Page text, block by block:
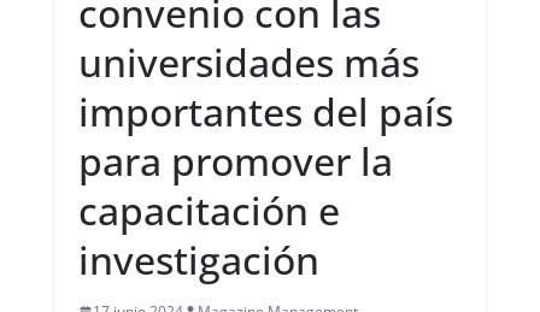
convenio con las
universidades más
importantes del país
para promover la
capacitación e
investigación